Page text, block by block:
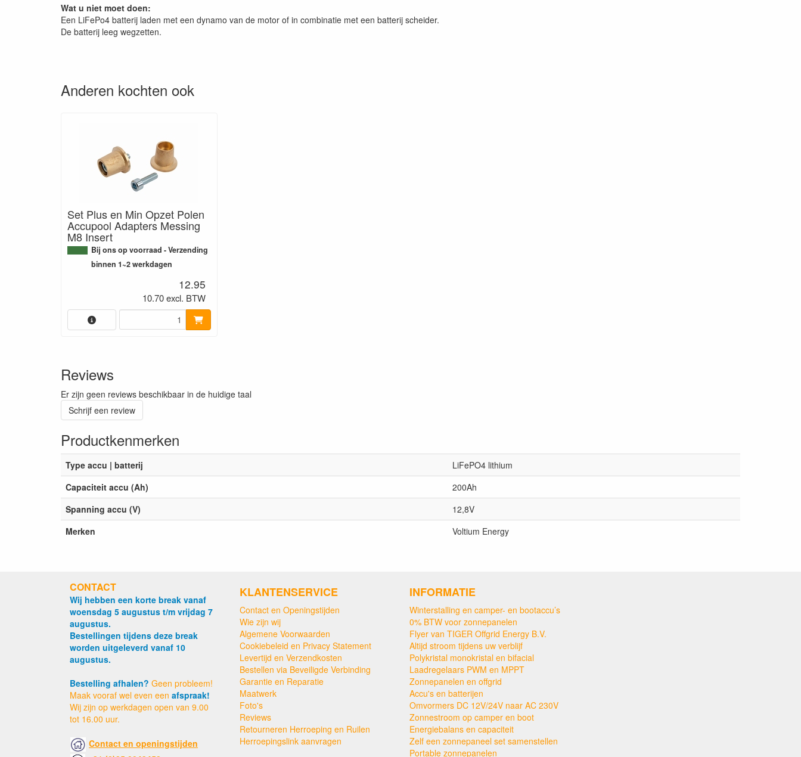
Wat u niet moet doen:
Een LiFePo4 batterij laden met een dynamo van de motor of in combinatie met een batterij scheider.
De batterij leeg wegzetten.
Anderen kochten ook
Set Plus en Min Opzet Polen
Accupool Adapters Messing
M8 Insert
Bij ons op voorraad - Verzending
binnen 1~2 werkdagen
12.95
10.70 excl. BTW
Reviews
Er zijn geen reviews beschikbaar in de huidige taal
Schrijf een review
Productkenmerken
Type accu | batterij
LiFePO4 lithium
Capaciteit accu (Ah)
200Ah
Spanning accu (V)
12,8V
Merken
Voltium Energy
CONTACT
Wij hebben een korte break vanaf
woensdag 5 augustus t/m vrijdag 7
augustus.
Bestellingen tijdens deze break
worden uitgeleverd vanaf 10
augustus.
Bestelling afhalen? Geen probleem!
Maak vooraf wel even een afspraak!
Wij zijn op werkdagen open van 9.00
tot 16.00 uur.
Contact en openingstijden
KLANTENSERVICE
Contact en Openingstijden
Wie zijn wij
Algemene Voorwaarden
Cookiebeleid en Privacy Statement
Levertijd en Verzendkosten
Bestellen via Beveiligde Verbinding
Garantie en Reparatie
Maatwerk
Foto's
Reviews
Retourneren Herroeping en Ruilen
Herroepingslink aanvragen
INFORMATIE
Winterstalling en camper- en bootaccu’s
0% BTW voor zonnepanelen
Flyer van TIGER Offgrid Energy B.V.
Altijd stroom tijdens uw verblijf
Polykristal monokristal en bifacial
Laadregelaars PWM en MPPT
Zonnepanelen en offgrid
Accu's en batterijen
Omvormers DC 12V/24V naar AC 230V
Zonnestroom op camper en boot
Energiebalans en capaciteit
Zelf een zonnepaneel set samenstellen
Portable zonnepanelen